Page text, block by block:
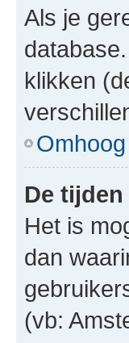
Als je
klikken
Omhoog
De
Het is
dan
(vb: